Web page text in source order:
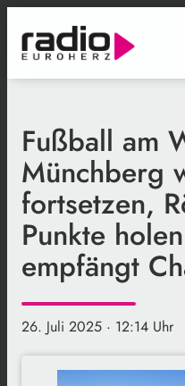
Fußball am
Münchberg
fortsetzen,
Punkte
empfängt
26. Juli 2025 · 12:14 Uhr